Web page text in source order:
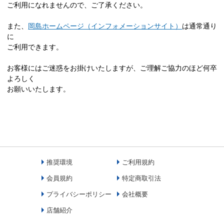
ご利用になれませんので、ご了承ください。
また、 岡島ホームページ（インフォメーションサイト） は通常通り
に
ご利用できます。
お客様にはご迷惑をお掛けいたしますが、ご理解ご協力のほど何卒
よろしく
お願いいたします。
推奨環境 ご利用規約
会員規約 特定商取引法
プライバシーポリシー 会社概要
店舗紹介